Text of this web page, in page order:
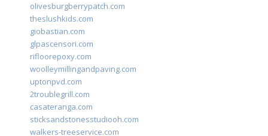
olivesburgberrypatch.com
theslushkids.com
giobastian.com
glpascensori.com
rifloorepoxy.com
woolleymillingandpaving.com
uptonpvd.com
2troublegrill.com
casateranga.com
sticksandstonesstudiooh.com
walkers-treeservice.com